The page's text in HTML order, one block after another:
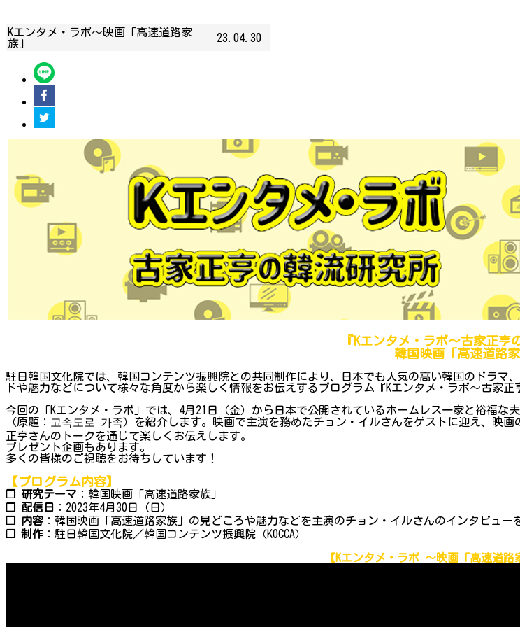
Kエンタメ・ラボ～映画「高速道路家
族」
23.04.30
『Kエンタメ・ラボ～古家正亨
韓国映画「高速道路家
駐日韓国文化院では、韓国コンテンツ振興院との共同制作により、日本でも人気の高い韓国のドラマ
ドや魅力などについて様々な角度から楽しく情報をお伝えするプログラム『Kエンタメ・ラボ～古家正
今回の「Kエンタメ・ラボ」では、4月21日（金）から日本で公開されているホームレス一家と裕福な
（原題：고속도로 가족）を紹介します。映画で主演を務めたチョン・イルさんをゲストに迎え、映
正亨さんのトークを通じて楽しくお伝えします。
プレゼント企画もあります。
多くの皆様のご視聴をお待ちしています！
【プログラム内容】
❐ 研究テーマ ：韓国映画「高速道路家族」
❐ 配信日
：2023年4月30日（日）
❐ 内容 ：韓国映画「高速道路家族」の見どころや魅力などを主演のチョン・イルさんのインタビュー
❐ 制作 ：駐日韓国文化院／韓国コンテンツ振興院（KOCCA）
【Kエンタメ・ラボ ～映画「高速道路